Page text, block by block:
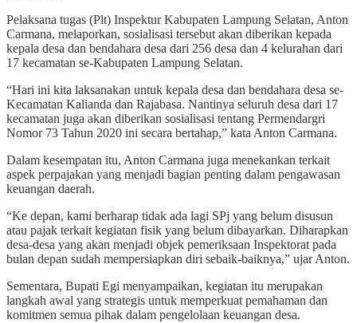
Pelaksana tugas (Plt) Inspektur Kabupaten Lampung Selatan, Anton
Carmana, melaporkan, sosialisasi tersebut akan diberikan kepada
kepala desa dan bendahara desa dari 256 desa dan 4 kelurahan dari
17 kecamatan se-Kabupaten Lampung Selatan.
“Hari ini kita laksanakan untuk kepala desa dan bendahara desa se-
Kecamatan Kalianda dan Rajabasa. Nantinya seluruh desa dari 17
kecamatan juga akan diberikan sosialisasi tentang Permendargri
Nomor 73 Tahun 2020 ini secara bertahap,” kata Anton Carmana.
Dalam kesempatan itu, Anton Carmana juga menekankan terkait
aspek perpajakan yang menjadi bagian penting dalam pengawasan
keuangan daerah.
“Ke depan, kami berharap tidak ada lagi SPj yang belum disusun
atau pajak terkait kegiatan fisik yang belum dibayarkan. Diharapkan
desa-desa yang akan menjadi objek pemeriksaan Inspektorat pada
bulan depan sudah mempersiapkan diri sebaik-baiknya,” ujar Anton.
Sementara, Bupati Egi menyampaikan, kegiatan itu merupakan
langkah awal yang strategis untuk memperkuat pemahaman dan
komitmen semua pihak dalam pengelolaan keuangan desa.